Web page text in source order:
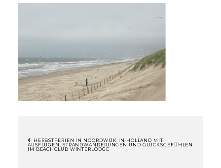
BEITRAGSNAVIGATION
HERBSTFERIEN IN NOORDWIJK IN HOLLAND MIT
AUSFLÜGEN, STRANDWANDERUNGEN UND GLÜCKSGEFÜHLEN
IM BEACHCLUB WINTERLODGE